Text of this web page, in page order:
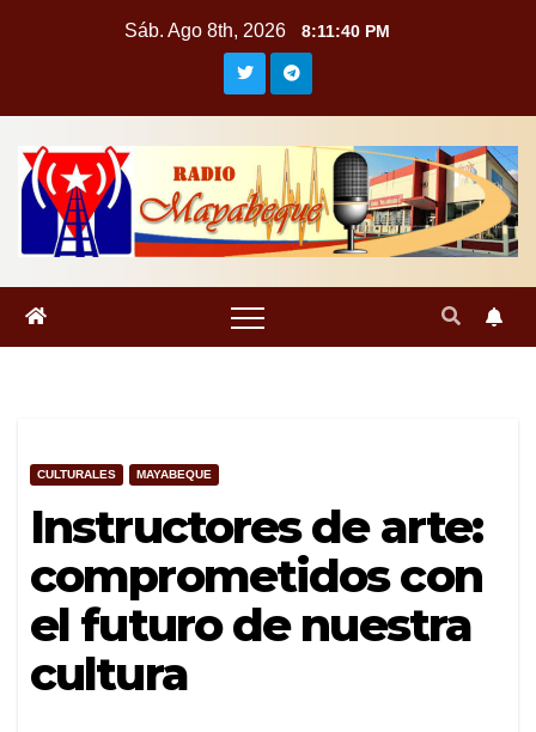
Sáb. Ago 8th, 2026 8:11:41 PM
CULTURALES MAYABEQUE
Instructores de arte:
comprometidos con
el futuro de nuestra
cultura